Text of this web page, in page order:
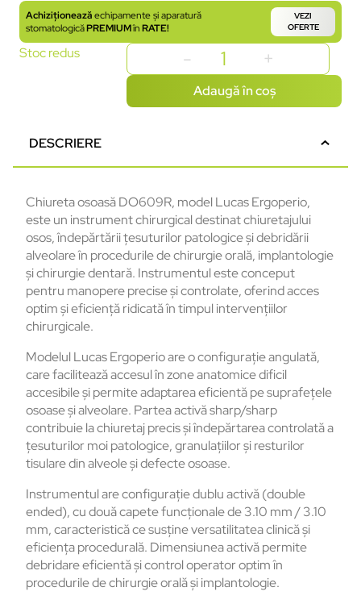
Achiziționeazăechipamente și aparatură
stomatologicăPREMIUMînRATE!
VEZI
OFERTE
Stoc redus
Adaugă în coș
DESCRIERE
Chiureta osoasă DO609R, model Lucas Ergoperio,
este un instrument chirurgical destinat chiuretajului
osos, îndepărtării țesuturilor patologice și debridării
alveolare în procedurile de chirurgie orală, implantologie
și chirurgie dentară. Instrumentul este conceput
pentru manopere precise și controlate, oferind acces
optim și eficiență ridicată în timpul intervențiilor
chirurgicale.
Modelul Lucas Ergoperio are o configurație angulată,
care facilitează accesul în zone anatomice dificil
accesibile și permite adaptarea eficientă pe suprafețele
osoase și alveolare. Partea activă sharp/sharp
contribuie la chiuretaj precis și îndepărtarea controlată a
țesuturilor moi patologice, granulațiilor și resturilor
tisulare din alveole și defecte osoase.
Instrumentul are configurație dublu activă (double
ended), cu două capete funcționale de 3.10 mm / 3.10
mm, caracteristică ce susține versatilitatea clinică și
eficiența procedurală. Dimensiunea activă permite
debridare eficientă și control operator optim în
procedurile de chirurgie orală și implantologie.